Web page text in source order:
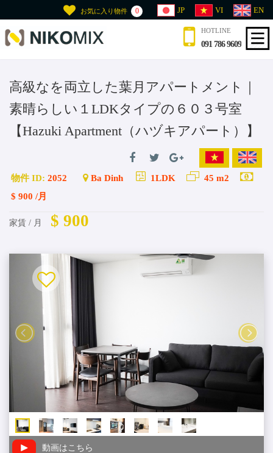
お気に入り物件 0 JP VI EN
HOTLINE
091 786 9609
高級なを両立した葉月アパートメント｜
素晴らしい１LDKタイプの６０３号室
【Hazuki Apartment（ハヅキアパート）】
物件 ID: 2052 Ba Dinh 1LDK
45 m2
$ 900 /月
家賃 / 月 $ 900
動画はこちら